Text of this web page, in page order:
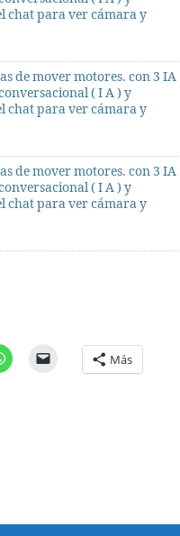
chat para ver cámara y
de mover motores. con 3 IA
( I A ) y
chat para ver cámara y
de mover motores. con 3 IA
( I A ) y
chat para ver cámara y
Más